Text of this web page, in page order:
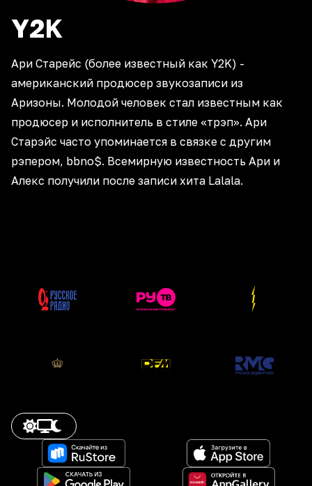
Y2K
Ари Старейс (более известный как Y2K) -
американский продюсер звукозаписи из
Аризоны. Молодой человек стал известным как
продюсер и исполнитель в стиле «трэп». Ари
Старэйс часто упоминается в связке с другим
рэпером, bbno$. Всемирную известность Ари и
Алекс получили после записи хита Lalala.